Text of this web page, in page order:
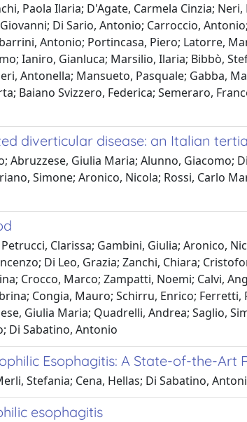
Paola Ilaria; D'Agate, Carmela Cinzia;
Di Sario, Antonio; Carroccio,
Antonio; Portincasa, Piero; Latorre,
Ianiro, Gianluca; Marsilio, Ilaria; Bibbò,
Antonella; Mansueto, Pasquale; Gabba,
Baiano Svizzero, Federica; Semeraro,
diverticular disease: an Italian
Abruzzese, Giulia Maria; Alunno, Giacomo;
Simone; Aronico, Nicola; Rossi, Carlo
Clarissa; Gambini, Giulia; Aronico,
Di Leo, Grazia; Zanchi, Chiara;
Crocco, Marco; Zampatti, Noemi; Calvi,
Congia, Mauro; Schirru, Enrico;
Giulia Maria; Quadrelli, Andrea; Saglio,
Di Sabatino, Antonio
Esophagitis: A State-of-the-Art
Stefania; Cena, Hellas; Di Sabatino,
esophagitis